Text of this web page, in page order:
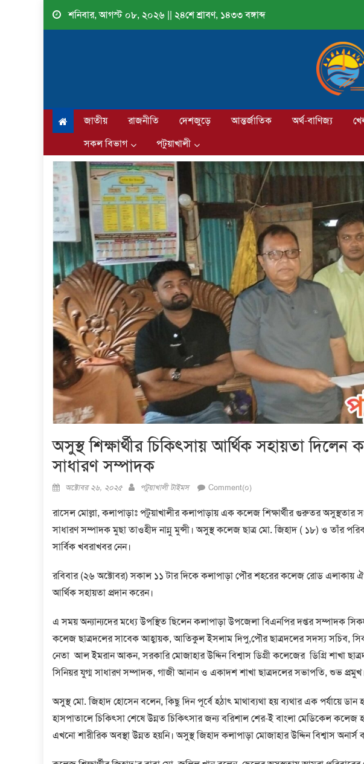
Skip
শনিবার, আগস্ট ০৮, ২০২৬ || ২৪শে শ্রাবণ, ১৪৩৩ বঙ্গাব্দ
জাতীয় রাজনীতি দেশজুড়ে আন্তর্জাতিক অর্থ-বাণিজ্য
সকল বিভাগ
পটুয়াখালী
অসুস্থ শিক্ষার্থীর চিকিৎসায় আর্থিক সহায়তা
সাধারণ সম্পাদক
Posted
অক্টোবর ২৬, ২০২৫ Author
পটুয়াখালী টাইমস Comment(০)
রাসেল মোল্লা, কলাপাড়াঃ পটুয়াখালীর কলাপাড়ায় এক কলেজ শিক্ষার্থীর গুরুতর অসুস্থতার
সাধারণ সম্পাদক মুছা তাওহীদ নান্নু মুন্সী। অসুস্থ কলেজ ছাত্র মো. জিহাদ ( ১৮) ও তাঁর
সার্বিক খবরাখবর নেন।
রবিবার (২৬ অক্টোবর) সকাল ১১ টার দিকে কলাপাড়া পৌর শহরের কলেজ রোড এলাকায় ঐ
আর্থিক সহায়তা প্রদান করেন।
এ সময় অন্যান্যদের মধ্যে উপস্থিত ছিলেন কলাপাড়া উপজেলা বিএনপির দপ্তর সম্পাদক
কলেজ ছাত্রদলের সাবেক আহ্বায়ক, আতিকুল ইসলাম দিপু,পৌর ছাত্রদলের সদস্য সচিব,
নেতা আল ইমরান আকন, সরকারি মোজাহার উদ্দিন বিশ্বাস ডিগ্রী কলেজের ডিগ্রি শাখা
সিনিয়র যুগ্ম সাধারণ সম্পাদক, গাজী আনান ও একাদশ শাখা ছাত্রদলের সভাপতি, শুভ
অসুস্থ মো. জিহাদ হোসেন বলেন, কিছু দিন পূর্বে হঠাৎ মাথাব্যথা হয় ব্যথার এক পর্যায়ে
হাসপাতালে চিকিৎসা শেষে উন্নত চিকিৎসার জন্য বরিশাল শের-ই বাংলা মেডিকেল কলেজ
এখনো শারীরিক অবস্থা উন্নত হয়নি। অসুস্থ জিহাদ কলাপাড়া মোজাহার উদ্দিন বিশ্বাস অনার্স